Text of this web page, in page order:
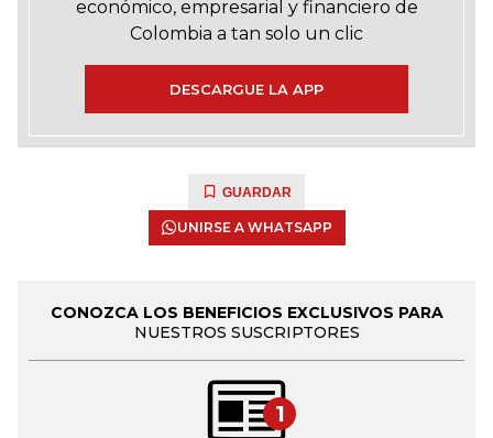
económico, empresarial y financiero de
Colombia a tan solo un clic
DESCARGUE LA APP
GUARDAR
UNIRSE A WHATSAPP
CONOZCA LOS BENEFICIOS EXCLUSIVOS PARA
NUESTROS SUSCRIPTORES
1